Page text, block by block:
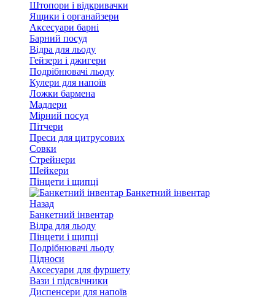
Штопори і відкривачки
Ящики і органайзери
Аксесуари барні
Барний посуд
Відра для льоду
Гейзери і джигери
Подрібнювачі льоду
Кулери для напоїв
Ложки бармена
Мадлери
Мірний посуд
Пітчери
Преси для цитрусових
Совки
Стрейнери
Шейкери
Пінцети і щипці
Банкетний інвентар
Назад
Банкетний інвентар
Відра для льоду
Пінцети і щипці
Подрібнювачі льоду
Підноси
Аксесуари для фуршету
Вази і підсвічники
Диспенсери для напоїв